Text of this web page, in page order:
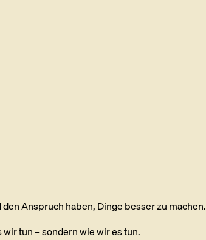
Anspruch haben, Dinge besser zu machen.
tun – sondern wie wir es tun.